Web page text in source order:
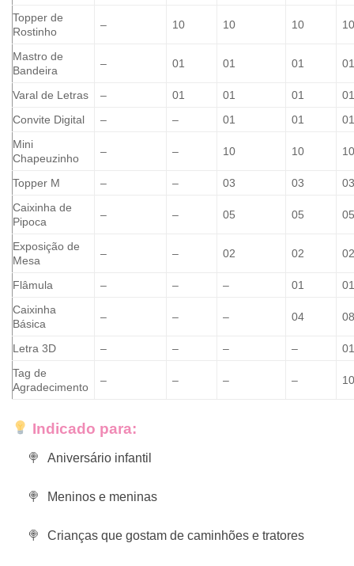
Topper de
Rostinho
– 10 10 10 10
Mastro de
Bandeira
– 01 01 01 01
Varal de Letras – 01 01 01
01
Convite Digital
– – 01 01
01
Mini
Chapeuzinho
– – 10 10 10
Topper M – – 03 03
03
Caixinha de
Pipoca
– – 05 05 05
Exposição de
Mesa
– – 02 02 02
Flâmula – – – 01
01
Caixinha
Básica
– – – 04 08
Letra 3D – – – –
01
Tag de
Agradecimento
– – – – 10
Indicado para:
Aniversário infantil
Meninos e meninas
Crianças que gostam de caminhões e tratores